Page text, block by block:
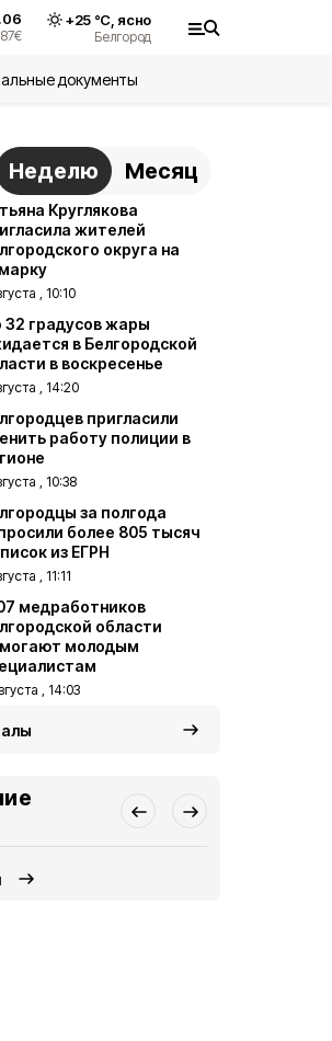
€
+25°С, ясно
Белгород
документы
Неделю Месяц
Круглякова
жителей
округа на
, 10:10
32 градусов жары
в Белгородской
в воскресенье
, 14:20
пригласили
работу полиции в
, 10:38
за полгода
более 805 тысяч
из ЕГРН
, 11:11
медработников
области
молодым
, 14:03